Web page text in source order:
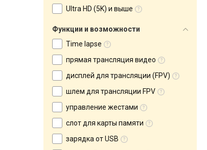
Ultra HD (5K) и выше
Функции и возможности
Time lapse
прямая трансляция видео
дисплей для трансляции (FPV)
шлем для трансляции FPV
управление жестами
слот для карты памяти
зарядка от USB